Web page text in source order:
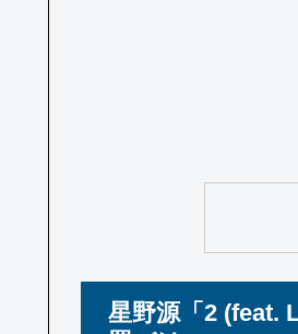
星野源「2 (feat.